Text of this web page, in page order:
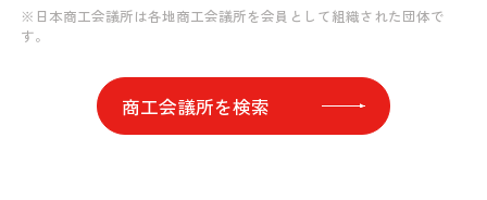
※日本商工会議所は各地商工会議所を会員として組織された団体で
す。
商工会議所を検索